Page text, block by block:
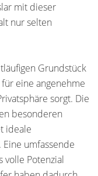
mit dieser
nur selten
Grundstück
eine angenehme
sorgt. Die
besonderen
ideale
umfassende
volle Potenzial